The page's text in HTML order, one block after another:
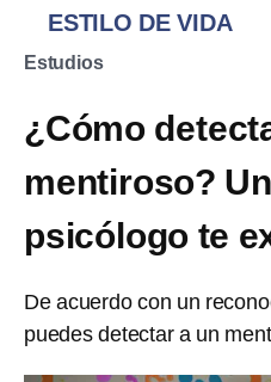
ESTILO DE VIDA
Estudios
¿Cómo
mentiroso?
psicólogo te
De acuerdo con un
puedes detectar a un